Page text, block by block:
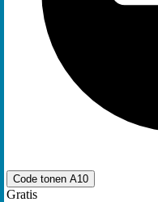
Code tonen A10
Gratis